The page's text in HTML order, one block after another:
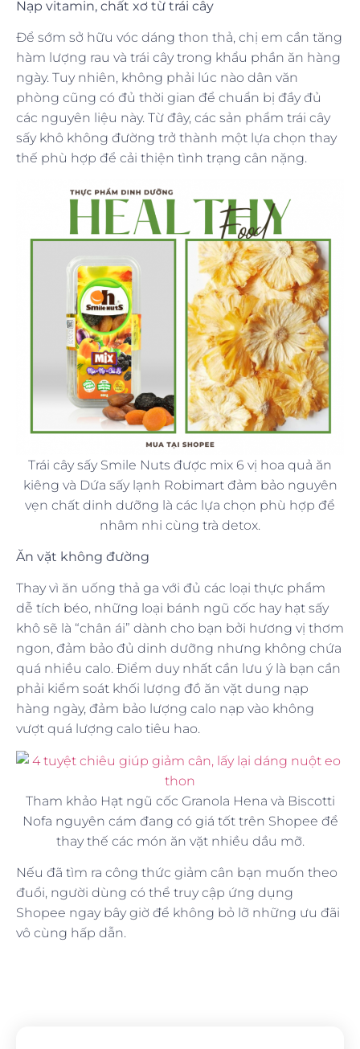
Nạp vitamin, chất xơ từ trái cây
Để sớm sở hữu vóc dáng thon thả, chị em cần tăng
hàm lượng rau và trái cây trong khẩu phần ăn hàng
ngày. Tuy nhiên, không phải lúc nào dân văn
phòng cũng có đủ thời gian để chuẩn bị đầy đủ
các nguyên liệu này. Từ đây, các sản phẩm trái cây
sấy khô không đường trở thành một lựa chọn thay
thế phù hợp để cải thiện tình trạng cân nặng.
Trái cây sấy Smile Nuts được mix 6 vị hoa quả ăn
kiêng và Dứa sấy lạnh Robimart đảm bảo nguyên
vẹn chất dinh dưỡng là các lựa chọn phù hợp để
nhâm nhi cùng trà detox.
Ăn vặt không đường
Thay vì ăn uống thả ga với đủ các loại thực phẩm
dễ tích béo, những loại bánh ngũ cốc hay hạt sấy
khô sẽ là “chân ái” dành cho bạn bởi hương vị thơm
ngon, đảm bảo đủ dinh dưỡng nhưng không chứa
quá nhiều calo. Điểm duy nhất cần lưu ý là bạn cần
phải kiểm soát khối lượng đồ ăn vặt dung nạp
hàng ngày, đảm bảo lượng calo nạp vào không
vượt quá lượng calo tiêu hao.
Tham khảo Hạt ngũ cốc Granola Hena và Biscotti
Nofa nguyên cám đang có giá tốt trên Shopee để
thay thế các món ăn vặt nhiều dầu mỡ.
Nếu đã tìm ra công thức giảm cân bạn muốn theo
đuổi, người dùng có thể truy cập ứng dụng
Shopee ngay bây giờ để không bỏ lỡ những ưu đãi
vô cùng hấp dẫn.